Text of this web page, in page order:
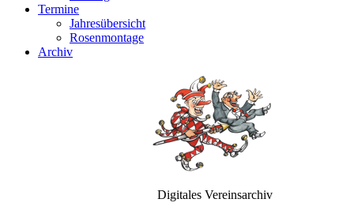
Termine
Jahresübersicht
Rosenmontage
Archiv
Digitales Vereinsarchiv